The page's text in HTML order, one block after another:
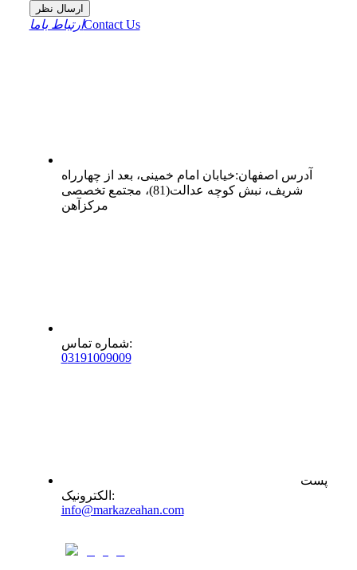
ارسال نظر
ارتباط باماContact Us
آدرس اصفهان:خیابان امام خمینی، بعد از چهارراه
شریف، نبش کوچه عدالت(81)، مجتمع تخصصی
مرکزآهن
شماره تماس:
03191009009
پست
الکترونیک :
info@markazeahan.com